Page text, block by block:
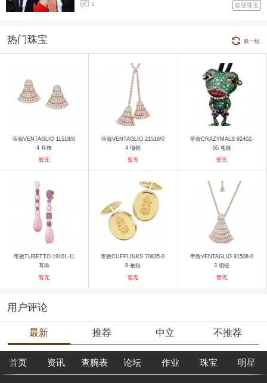
1 欲望珠宝
热门珠宝 换一组
帝致VENTAGLIO 11518/0
4 耳饰
暂无
帝致VENTAGLIO 21518/0
4 项链
暂无
帝致CRAZYMALS 92402-
05 项链
暂无
帝致TUBETTO 19101-11
耳饰
暂无
帝致CUFFLINKS 70835-0
8 袖扣
暂无
帝致VENTAGLIO 91508-0
3 项链
暂无
用户评论
最新 推荐 中立 不推荐
首页 资讯 查腕表 论坛 作业 珠宝 明星